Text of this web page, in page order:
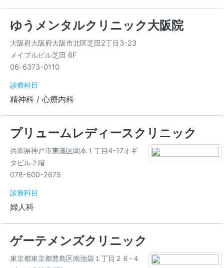
ゆうメンタルクリニック大阪院
大阪府大阪府大阪市北区芝田2丁目3-23
メイプルビル芝田 6F
06-6373-0110
診療科目
精神科 / 心療内科
プリュームレディースクリニック
兵庫県神戸市東灘区岡本１丁目4-17オギ
タビル２階
078-600-2675
診療科目
婦人科
ゲーテメンズクリニック
東京都東京都豊島区南池袋１丁目２６-４